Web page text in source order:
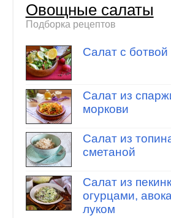
Овощные салаты
Подборка рецептов
Салат с
Салат из
моркови
Салат из
сметаной
Салат из
огурцами,
луком